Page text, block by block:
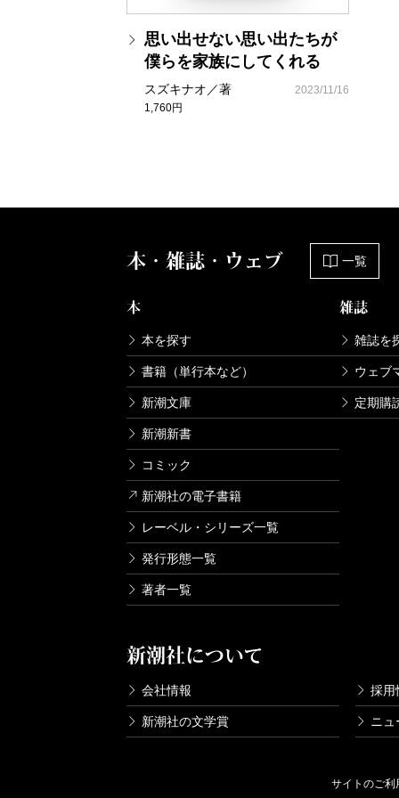
思い出せない思い出たちが
僕らを家族にしてくれる
スズキナオ／著
1,760円
2023/11/16
本・雑誌・ウェブ 一覧
本
本を探す
書籍（単行本など）
新潮文庫
新潮新書
コミック
新潮社の電子書籍
レーベル・シリーズ一覧
発行形態一覧
著者一覧
雑誌
雑誌を
ウェブ
定期購
新潮社について
会社情報 採用
新潮社の文学賞 ニュ
サイトのご利